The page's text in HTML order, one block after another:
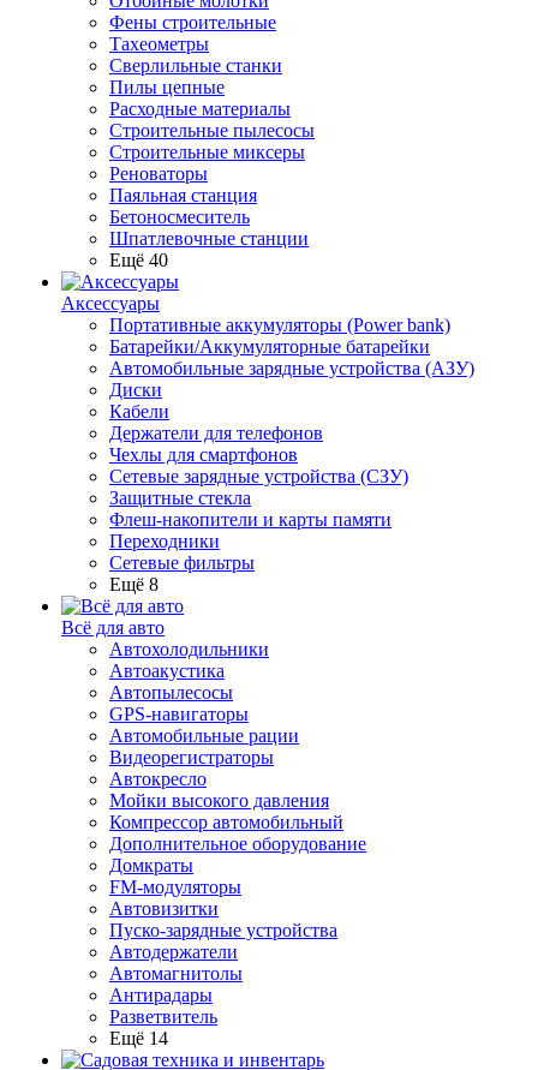
Фены строительные
Тахеометры
Сверлильные станки
Пилы цепные
Расходные материалы
Строительные пылесосы
Строительные миксеры
Реноваторы
Паяльная станция
Бетоносмеситель
Шпатлевочные станции
Ещё 40
Аксессуары
Портативные аккумуляторы (Power bank)
Батарейки/Аккумуляторные батарейки
Автомобильные зарядные устройства (АЗУ)
Диски
Кабели
Держатели для телефонов
Чехлы для смартфонов
Сетевые зарядные устройства (СЗУ)
Защитные стекла
Флеш-накопители и карты памяти
Переходники
Сетевые фильтры
Ещё 8
Всё для авто
Автохолодильники
Автоакустика
Автопылесосы
GPS-навигаторы
Автомобильные рации
Видеорегистраторы
Автокресло
Мойки высокого давления
Компрессор автомобильный
Дополнительное оборудование
Домкраты
FM-модуляторы
Автовизитки
Пуско-зарядные устройства
Автодержатели
Автомагнитолы
Антирадары
Разветвитель
Ещё 14